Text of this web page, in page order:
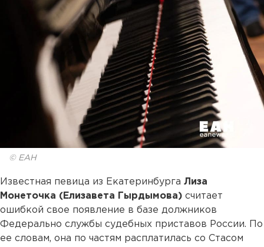
© ЕАН
Известная певица из Екатеринбурга Лиза
Монеточка (Елизавета Гырдымова) считает
ошибкой свое появление в базе должников
Федерально службы судебных приставов России. По
ее словам, она по частям расплатилась со Стасом